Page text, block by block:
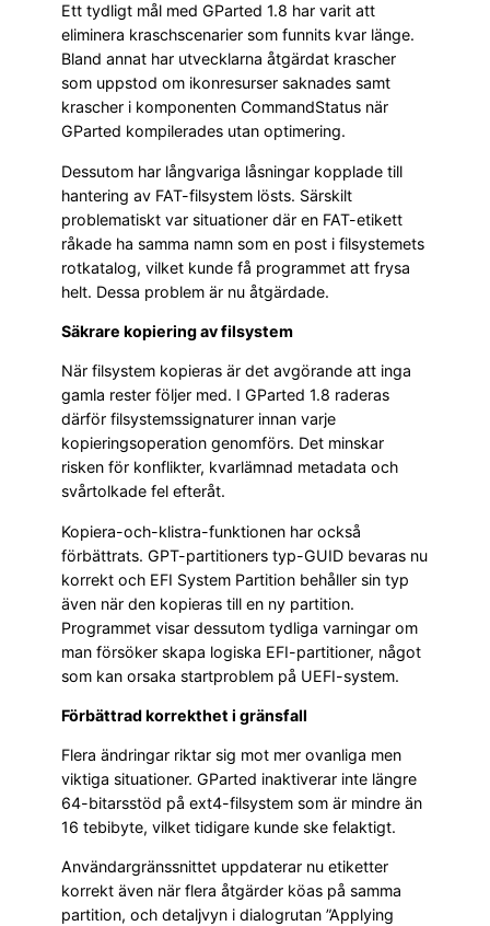
Ett tydligt mål med GParted 1.8 har varit att
eliminera kraschscenarier som funnits kvar länge.
Bland annat har utvecklarna åtgärdat krascher
som uppstod om ikonresurser saknades samt
krascher i komponenten CommandStatus när
GParted kompilerades utan optimering.
Dessutom har långvariga låsningar kopplade till
hantering av FAT-filsystem lösts. Särskilt
problematiskt var situationer där en FAT-etikett
råkade ha samma namn som en post i filsystemets
rotkatalog, vilket kunde få programmet att frysa
helt. Dessa problem är nu åtgärdade.
Säkrare kopiering av filsystem
När filsystem kopieras är det avgörande att inga
gamla rester följer med. I GParted 1.8 raderas
därför filsystemssignaturer innan varje
kopieringsoperation genomförs. Det minskar
risken för konflikter, kvarlämnad metadata och
svårtolkade fel efteråt.
Kopiera-och-klistra-funktionen har också
förbättrats. GPT-partitioners typ-GUID bevaras nu
korrekt och EFI System Partition behåller sin typ
även när den kopieras till en ny partition.
Programmet visar dessutom tydliga varningar om
man försöker skapa logiska EFI-partitioner, något
som kan orsaka startproblem på UEFI-system.
Förbättrad korrekthet i gränsfall
Flera ändringar riktar sig mot mer ovanliga men
viktiga situationer. GParted inaktiverar inte längre
64-bitarsstöd på ext4-filsystem som är mindre än
16 tebibyte, vilket tidigare kunde ske felaktigt.
Användargränssnittet uppdaterar nu etiketter
korrekt även när flera åtgärder köas på samma
partition, och detaljvyn i dialogrutan ”Applying